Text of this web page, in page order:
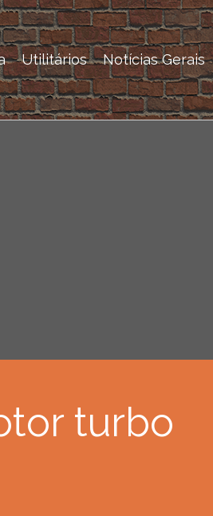
Utilitários Notícias Gerais
turbo